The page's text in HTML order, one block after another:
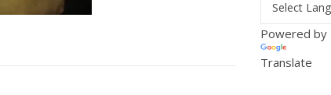
Powered by
Translate